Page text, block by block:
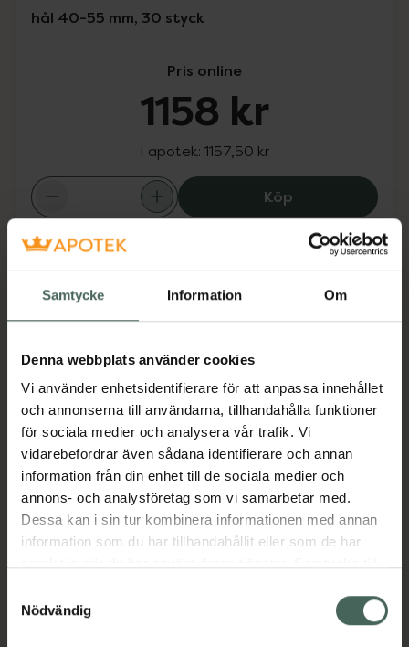
Samtycke Information Om
Denna webbplats använder cookies
Vi använder enhetsidentifierare för att anpassa innehållet
och annonserna till användarna, tillhandahålla funktioner
för sociala medier och analysera vår trafik. Vi
vidarebefordrar även sådana identifierare och annan
information från din enhet till de sociala medier och
annons- och analysföretag som vi samarbetar med.
Dessa kan i sin tur kombinera informationen med annan
information som du har tillhandahållit eller som de har
återkalla ditt samtycke via webbplatsens
cookieinställningar. Ett återkallat samtycke påverkar inte
Nödvändig
hål 40-55 mm, 30 styck
Pris online
1158 kr
I apotek: 1157,50 kr
KöpSenSura Mio
Snabba leveranser
Aktuella erbjudanden
Beskrivning Dölj
Jämförpris 38,58 kr/st
05708932912167
Kategorier:
MageStomi